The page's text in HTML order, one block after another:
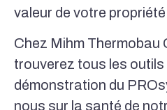
valeur de votre
Chez Mihm Thermobau
trouverez tous les
démonstration du
nous sur la santé de